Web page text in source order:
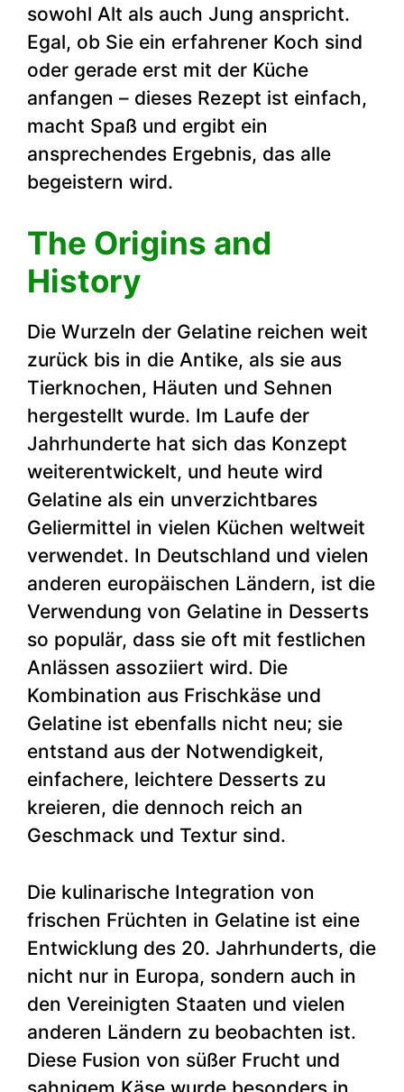
sowohl Alt als auch Jung anspricht.
Egal, ob Sie ein erfahrener Koch sind
oder gerade erst mit der Küche
anfangen – dieses Rezept ist einfach,
macht Spaß und ergibt ein
ansprechendes Ergebnis, das alle
begeistern wird.
The Origins and
History
Die Wurzeln der Gelatine reichen weit
zurück bis in die Antike, als sie aus
Tierknochen, Häuten und Sehnen
hergestellt wurde. Im Laufe der
Jahrhunderte hat sich das Konzept
weiterentwickelt, und heute wird
Gelatine als ein unverzichtbares
Geliermittel in vielen Küchen weltweit
verwendet. In Deutschland und vielen
anderen europäischen Ländern, ist die
Verwendung von Gelatine in Desserts
so populär, dass sie oft mit festlichen
Anlässen assoziiert wird. Die
Kombination aus Frischkäse und
Gelatine ist ebenfalls nicht neu; sie
entstand aus der Notwendigkeit,
einfachere, leichtere Desserts zu
kreieren, die dennoch reich an
Geschmack und Textur sind.
Die kulinarische Integration von
frischen Früchten in Gelatine ist eine
Entwicklung des 20. Jahrhunderts, die
nicht nur in Europa, sondern auch in
den Vereinigten Staaten und vielen
anderen Ländern zu beobachten ist.
Diese Fusion von süßer Frucht und